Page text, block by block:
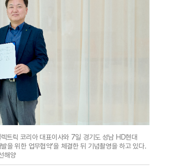
트릭 코리아 대표이사와 7일 경기도 성남 HD현대
을 위한 업무협약’을 체결한 뒤 기념촬영을 하고 있다.
해양